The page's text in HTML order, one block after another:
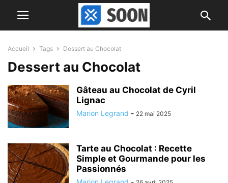
Accueil Tags Dessert au Chocolat
Dessert au Chocolat
Gâteau au Chocolat de Cyril
Lignac
Marion Legrand - 22 mai 2025
Tarte au Chocolat : Recette
Simple et Gourmande pour les
Passionnés